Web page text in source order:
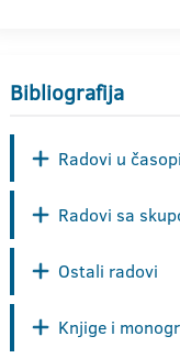
Bibliografija
Radovi u
Radovi sa
Ostali radovi
Knjige i